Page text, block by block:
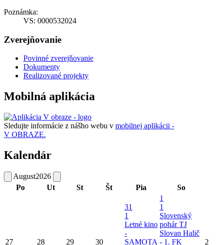
Poznámka:
VS: 0000532024
Zverejňovanie
Povinné zverejňovanie
Dokumenty
Realizované projekty
Mobilná aplikácia
Sledujte informácie z nášho webu v mobilnej aplikácii -
V OBRAZE.
Kalendár
August2026
Po
Ut St Št Pia So
27 28 29 30
31
1
Letné kino
-
SAMOTA
1
1
Slovenský
pohár TJ
Slovan Halič
- 1. FK
2